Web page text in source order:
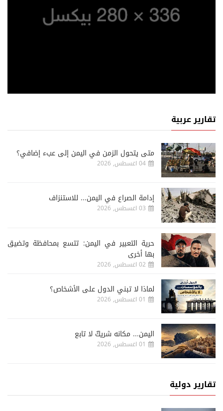
تقارير عربية
متى يتحول الزمن في اليمن إلى عبء إضافي؟
04 اغسطس, 2026
إدامة الصراع في اليمن... للاستنزاف
03 اغسطس, 2026
حرية التعبير في اليمن: تتسع بمحافظة وتضيق
بها أخرى
02 اغسطس, 2026
لماذا لا تبني الدول على الأشخاص؟
01 اغسطس, 2026
اليمن... مكانه شريكٌ لا تابع
01 اغسطس, 2026
تقارير دولية